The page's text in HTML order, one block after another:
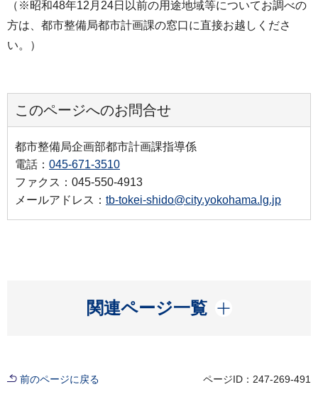
（※昭和48年12月24日以前の用途地域等についてお調べの
方は、都市整備局都市計画課の窓口に直接お越しくださ
い。）
このページへのお問合せ
都市整備局企画部都市計画課指導係
電話： 045-671-3510
ファクス：045-550-4913
メールアドレス： tb-tokei-shido@city.yokohama.lg.jp
関連ページ一覧
開く
前のページに戻る ページID：247-269-491